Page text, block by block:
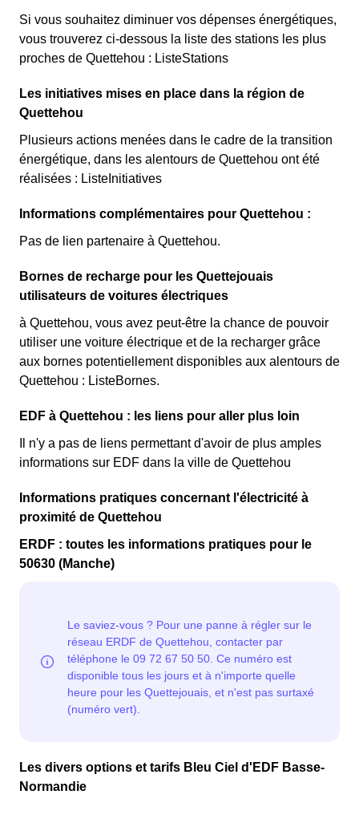
Si vous souhaitez diminuer vos dépenses énergétiques,
vous trouverez ci-dessous la liste des stations les plus
proches de Quettehou : ListeStations
Les initiatives mises en place dans la région de
Quettehou
Plusieurs actions menées dans le cadre de la transition
énergétique, dans les alentours de Quettehou ont été
réalisées : ListeInitiatives
Informations complémentaires pour Quettehou :
Pas de lien partenaire à Quettehou.
Bornes de recharge pour les Quettejouais
utilisateurs de voitures électriques
à Quettehou, vous avez peut-être la chance de pouvoir
utiliser une voiture électrique et de la recharger grâce
aux bornes potentiellement disponibles aux alentours de
Quettehou : ListeBornes.
EDF à Quettehou : les liens pour aller plus loin
Il n'y a pas de liens permettant d'avoir de plus amples
informations sur EDF dans la ville de Quettehou
Informations pratiques concernant l'électricité à
proximité de Quettehou
ERDF : toutes les informations pratiques pour le
50630 (Manche)
Les divers options et tarifs Bleu Ciel d'EDF Basse-
Normandie